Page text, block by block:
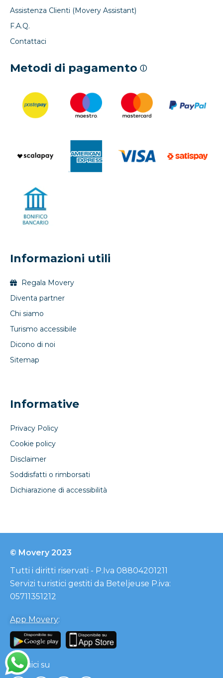
Assistenza Clienti (Movery Assistant)
F.A.Q.
Contattaci
Metodi di pagamento ⓘ
Informazioni utili
Regala Movery
Diventa partner
Chi siamo
Turismo accessibile
Dicono di noi
Sitemap
Informative
Privacy Policy
Cookie policy
Disclaimer
Soddisfatti o rimborsati
Dichiarazione di accessibilità
© Movery 2023
Tutti i diritti riservati - P.Iva 08804201211
Servizi turistici gestiti da Beteljeuse P.iva:
05711351212
App Movery:
Seguici su